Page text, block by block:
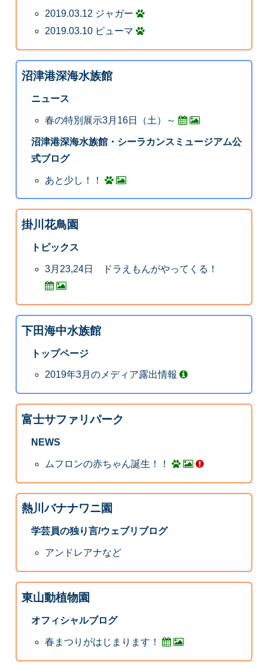
2019.03.12 ジャガー
2019.03.10 ピューマ
沼津港深海水族館
ニュース
春の特別展示3月16日（土）～
沼津港深海水族館・シーラカンスミュージアム公
式ブログ
あと少し！！
掛川花鳥園
トピックス
3月23,24日 ドラえもんがやってくる！
下田海中水族館
トップページ
2019年3月のメディア露出情報
富士サファリパーク
NEWS
ムフロンの赤ちゃん誕生！！
熱川バナナワニ園
学芸員の独り言/ウェブリブログ
アンドレアナなど
東山動植物園
オフィシャルブログ
春まつりがはじまります！